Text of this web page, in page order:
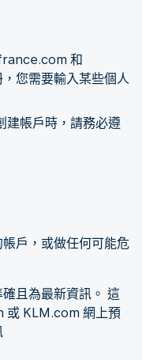
和
您需要輸入某些個人
帳戶時，請務必遵
戶，或做任何可能危
且為最新資訊。 這
或 KLM.com 網上預